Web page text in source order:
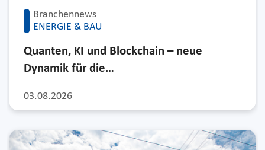
Branchennews
ENERGIE & BAU
03.08.2026
Quanten, KI und Blockchain – neue
Dynamik für die…